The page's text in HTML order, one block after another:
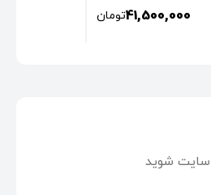
41,500,000تومان
سایت شوید